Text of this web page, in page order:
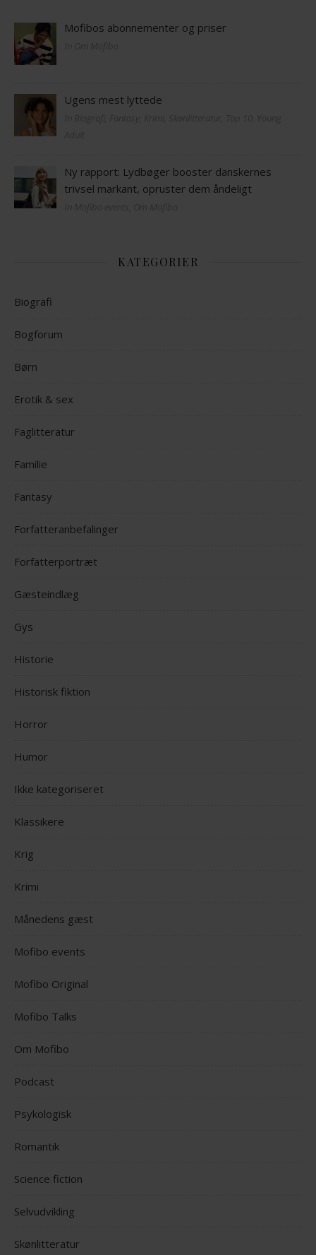
Mofibos abonnementer og priser
Ugens mest lyttede
Ny rapport: Lydbøger booster danskernes
trivsel markant, opruster dem åndeligt
KATEGORIER
Biografi
Bogforum
Børn
Erotik & sex
Faglitteratur
Familie
Fantasy
Forfatteranbefalinger
Forfatterportræt
Gæsteindlæg
Gys
Historie
Historisk fiktion
Horror
Humor
Ikke kategoriseret
Klassikere
Krig
Krimi
Månedens gæst
Mofibo events
Mofibo Original
Mofibo Talks
Om Mofibo
Podcast
Psykologisk
Romantik
Science fiction
Selvudvikling
Skønlitteratur